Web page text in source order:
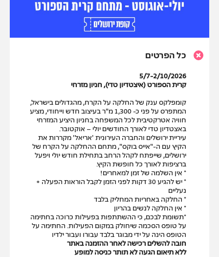
כל הפרטים
5/7-2/10/2026
קרית הספורט (איצטדיון טדי), חניון מזרחי
קומפלקס ענק של החלקה על הקרח, מהגדולים בישראל,
המתפרס על פני כ- 1,300 מ"ר בעיצוב חדש וייחודי, מציע
חוויה אטרקטיבית לכל המשפחה בחניון היציע המזרחי
באצטדיון טדי לאורך החודשים יולי – אוקטובר.
עיריית ירושלים והחברה העירונית 'אריאל' מקררות את
הקיץ עם ה-"אייס בוקס", מתחם ההחלקה על הקרח של
ירושלים, שייפתח לקהל הרחב בתחילת חודש יולי ויפעל
ברציפות לאורך כל חופשת הקיץ.
* אין השלמה של זמן למאחרים!
* יש להגיע 30 דקות לפני הזמן לקבל הוראות הפעלה +
נעליים
* החלקה באחריות המחליק בלבד
* אין החלקה לנשים בהריון
*תשומת לבכם, כי ההשתתפות בפעילות כרוכה בחתימה
על טופס הסכמה שיחולק במקום הפעילות. החתימה על
הטופס הינה על ידי מבוגר בלבד עבורו ועבור ילדיו
חובה להשלים רכישה לאחר ההזמנה באתר
ללא תיאום הגעה לא תותר כניסה למופע